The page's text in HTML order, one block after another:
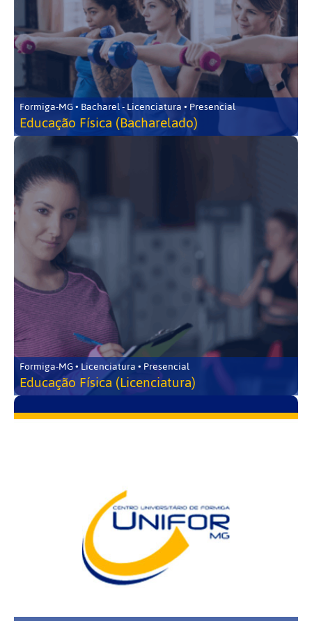
Formiga-MG • Bacharel - Licenciatura • Presencial
Educação Física (Bacharelado)
Formiga-MG • Licenciatura • Presencial
Educação Física (Licenciatura)